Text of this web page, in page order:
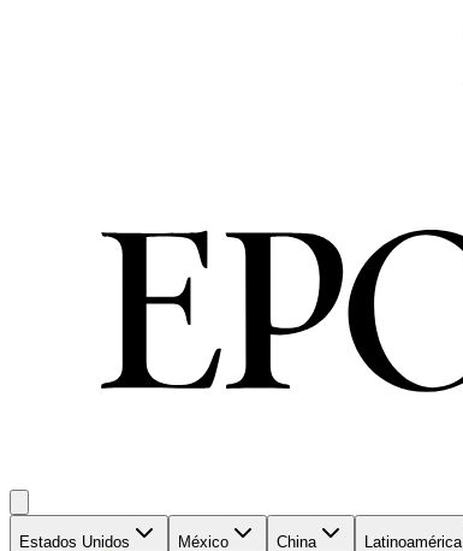
Estados Unidos México China Latinoamérica